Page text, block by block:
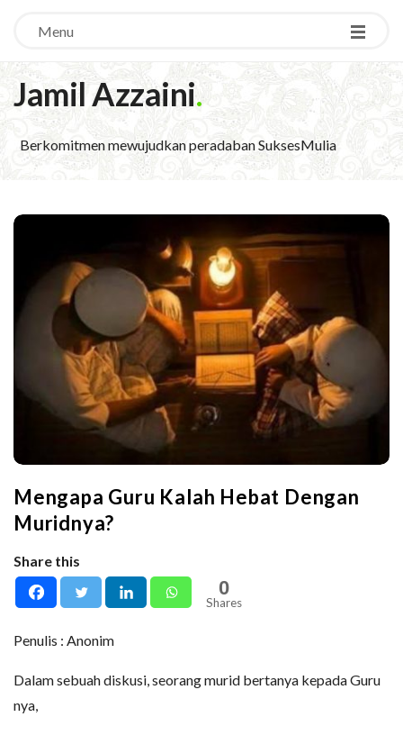
Menu
Jamil Azzaini.
Berkomitmen mewujudkan peradaban SuksesMulia
Mengapa Guru Kalah Hebat Dengan
Muridnya?
Share this
0
Shares
Penulis : Anonim
Dalam sebuah diskusi, seorang murid bertanya kepada Guru
nya,